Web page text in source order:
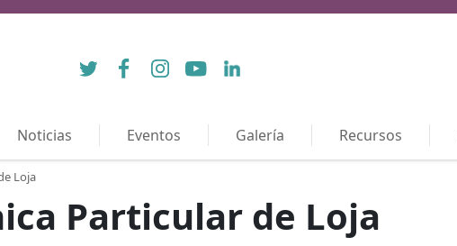
Twitter FacebookInstagramYouTubeLinkedIn
Noticias Eventos Galería Recursos
Loja
Particular de Loja